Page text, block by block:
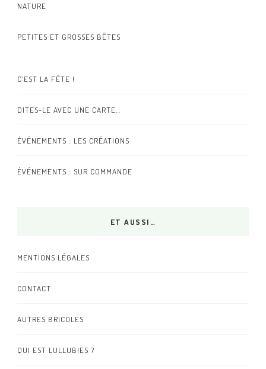
NATURE
PETITES ET GROSSES BÊTES
C’EST LA FÊTE !
DITES-LE AVEC UNE CARTE…
ÉVÉNEMENTS : LES CRÉATIONS
ÉVÉNEMENTS : SUR COMMANDE
ET AUSSI…
MENTIONS LÉGALES
CONTACT
AUTRES BRICOLES
QUI EST LULLUBIES ?